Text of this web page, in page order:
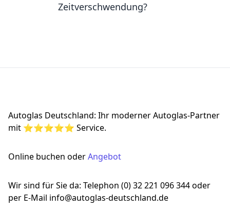
Zeitverschwendung?
Autoglas Deutschland: Ihr moderner Autoglas-Partner
mit ⭐⭐⭐⭐⭐ Service.
Online buchen oderAngebot
Wir sind für Sie da: Telephon (0) 32 221 096 344 oder
per E-Mail info@autoglas-deutschland.de